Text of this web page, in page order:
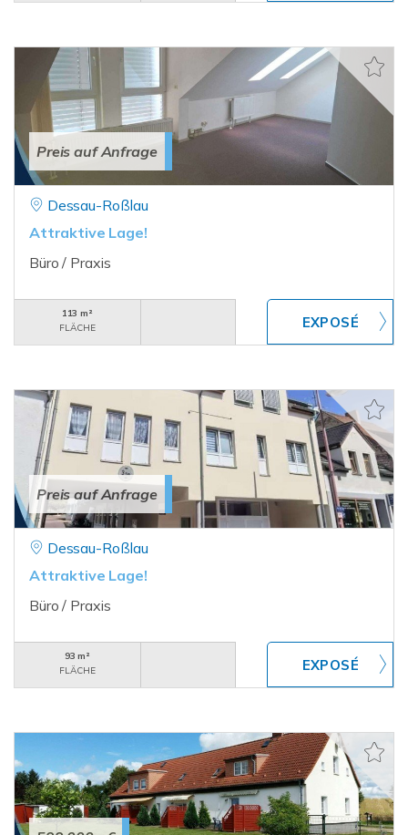
Preis auf Anfrage
Dessau-Roßlau
Attraktive Lage!
Büro / Praxis
113 m²
FLÄCHE
Preis auf Anfrage
Dessau-Roßlau
Attraktive Lage!
Büro / Praxis
93 m²
FLÄCHE